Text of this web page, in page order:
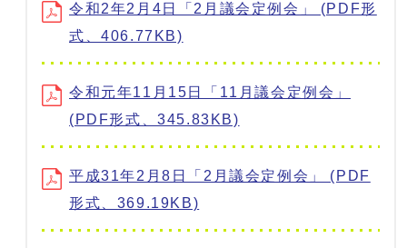
令和2年2月4日「2月議会定例会」 (PDF形
式、406.77KB)
令和元年11月15日「11月議会定例会」
(PDF形式、345.83KB)
平成31年2月8日「2月議会定例会」 (PDF
形式、369.19KB)